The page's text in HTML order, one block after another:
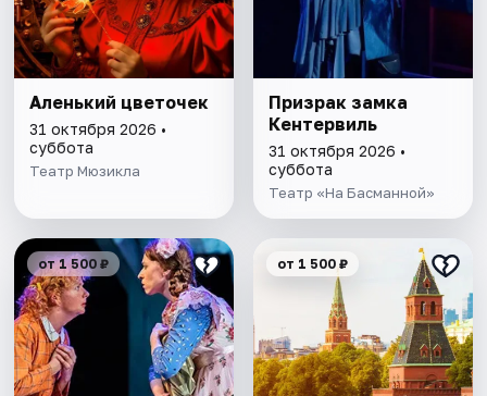
Аленький цветочек
31 октября 2026 •
суббота
Театр Мюзикла
Призрак замка
Кентервиль
31 октября 2026 •
суббота
Театр «На Басманной»
от 1 500 ₽ от 1 500 ₽